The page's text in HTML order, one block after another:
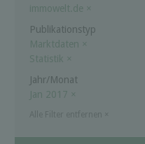
immowelt.de ×
Publikationstyp
Marktdaten ×
Statistik ×
Jahr/Monat
Jan 2017 ×